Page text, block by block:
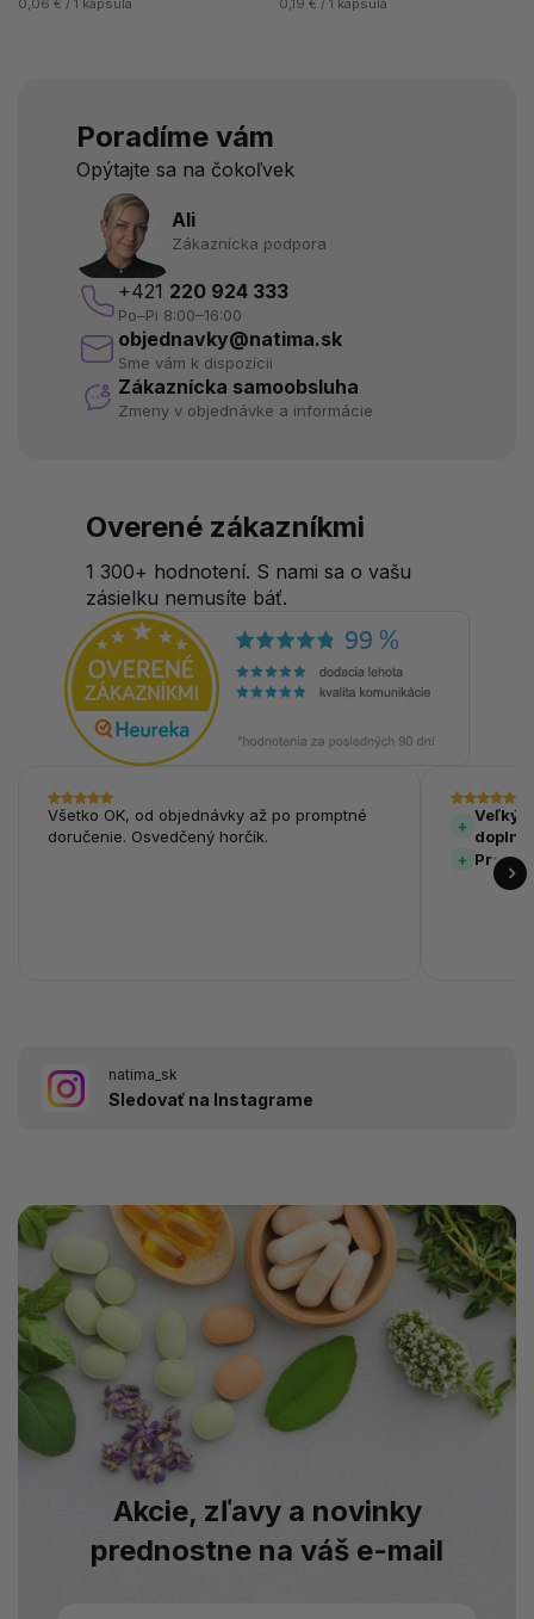
Poradíme vám
Opýtajte sa na čokoľvek
Ali
Zákaznícka podpora
+421 220 924 333
Po–Pi 8:00–16:00
objednavky@natima.sk
Sme vám k dispozícii
Zákaznícka samoobsluha
Zmeny v objednávke a informácie
Overené zákazníkmi
1 300+ hodnotení. S nami sa o vašu
zásielku nemusíte báť.
Všetko OK, od objednávky až po promptné
doručenie. Osvedčený horčík.
Veľký
natima_sk
Sledovať na Instagrame
Akcie, zľavy a novinky
prednostne na váš e-mail